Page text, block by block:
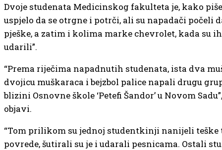
Dvoje studenata Medicinskog fakulteta je, kako
uspjelo da se otrgne i potrči, ali su napadači počeli
pješke, a zatim i kolima marke chevrolet, kada su
udarili”.
“Prema riječima napadnutih studenata, ista dva
dvojicu muškaraca i bejzbol palice napali drugu
blizini Osnovne škole ‘Petefi Šandor’ u Novom
objavi.
“Tom prilikom su jednoj studentkinji nanijeli teške
povrede, šutirali su je i udarali pesnicama. Ostali